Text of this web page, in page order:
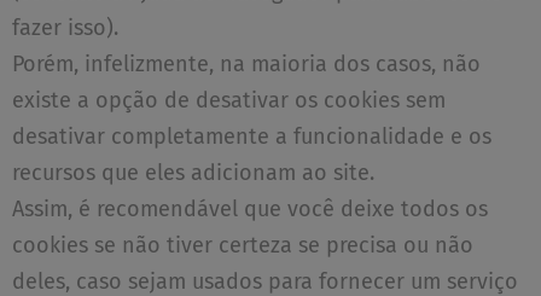
fazer isso).
Porém, infelizmente, na maioria dos casos, não
existe a opção de desativar os cookies sem
desativar completamente a funcionalidade e os
recursos que eles adicionam ao site.
Assim, é recomendável que você deixe todos os
cookies se não tiver certeza se precisa ou não
deles, caso sejam usados para fornecer um serviço